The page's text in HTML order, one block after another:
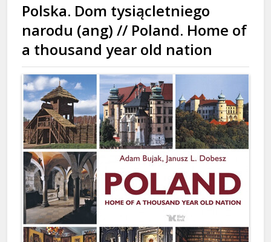
Polska. Dom tysiącletniego
narodu (ang) // Poland. Home of
a thousand year old nation